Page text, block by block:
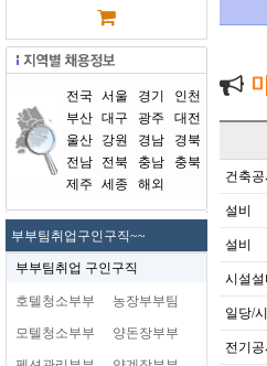
전국 서울 경기
인천
부산 대구 광주
대전
울산
강원 경남
경북
전남
전북 충남
충북
제주
세종 해외
부부팀취업구인구직~~
부부팀취업 구인구직
호텔청소부부 농장부부팀
모텔청소부부 양돈장부부
건축
설비
설비
시설설
일당/
전기